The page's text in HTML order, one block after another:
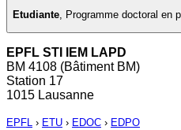
Etudiante Programme doctoral en
EPFL STI IEM LAPD
BM 4108 (Bâtiment BM)
Station 17
1015 Lausanne
EPFL › ETU › EDOC › EDPO